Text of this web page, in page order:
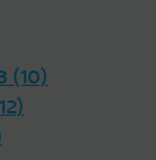
(10)